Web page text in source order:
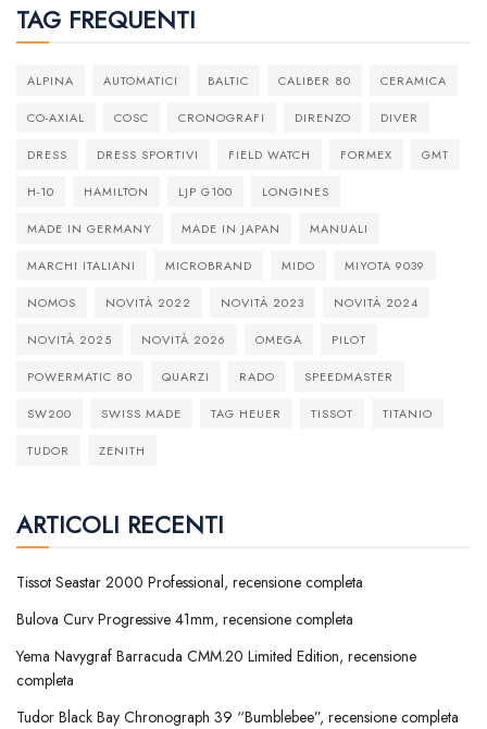
TAG FREQUENTI
ALPINA AUTOMATICI BALTIC CALIBER 80 CERAMICA
CO-AXIAL COSC CRONOGRAFI DIRENZO DIVER
DRESS DRESS SPORTIVI FIELD WATCH FORMEX GMT
H-10 HAMILTON LJP G100 LONGINES
MADE IN GERMANY MADE IN JAPAN MANUALI
MARCHI ITALIANI MICROBRAND MIDO MIYOTA 9039
NOMOS NOVITÀ 2022 NOVITÀ 2023 NOVITÀ 2024
NOVITÀ 2025 NOVITÀ 2026 OMEGA PILOT
POWERMATIC 80 QUARZI RADO SPEEDMASTER
SW200 SWISS MADE TAG HEUER TISSOT TITANIO
TUDOR ZENITH
ARTICOLI RECENTI
Tissot Seastar 2000 Professional, recensione completa
Bulova Curv Progressive 41mm, recensione completa
Yema Navygraf Barracuda CMM.20 Limited Edition, recensione
completa
Tudor Black Bay Chronograph 39 “Bumblebee”, recensione completa